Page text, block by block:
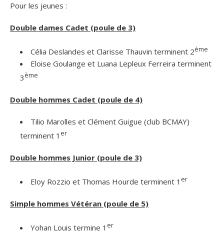
Pour les jeunes :
Double dames Cadet (poule de 3)
Célia Deslandes et Clarisse Thauvin terminent 2ème
Eloise Goulange et Luana Lepleux Ferreira terminent
3ème
Double hommes Cadet (poule de 4)
Tilio Marolles et Clément Guigue (club BCMAY)
terminent 1 er
Double hommes Junior (poule de 3)
Eloy Rozzio et Thomas Hourde terminent 1 er
Simple hommes Vétéran (poule de 5)
Yohan Louis termine 1 er